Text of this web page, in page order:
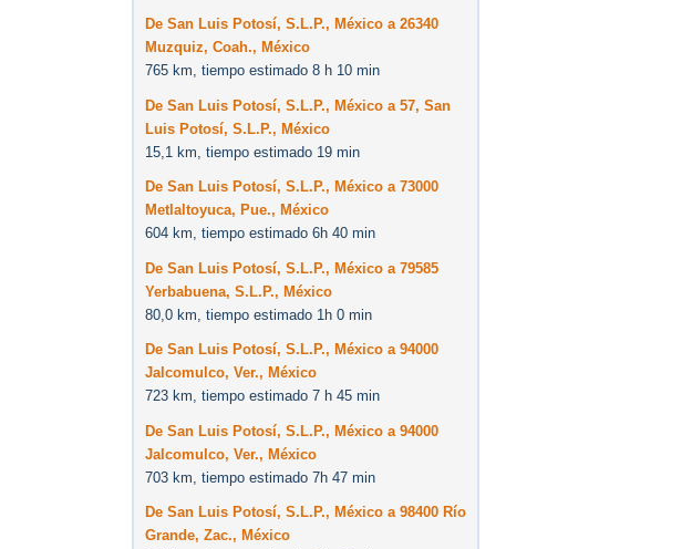
De San Luis Potosí, S.L.P., México a 26340
Muzquiz, Coah., México
765 km, tiempo estimado 8 h 10 min
De San Luis Potosí, S.L.P., México a 57, San
Luis Potosí, S.L.P., México
15,1 km, tiempo estimado 19 min
De San Luis Potosí, S.L.P., México a 73000
Metlaltoyuca, Pue., México
604 km, tiempo estimado 6h 40 min
De San Luis Potosí, S.L.P., México a 79585
Yerbabuena, S.L.P., México
80,0 km, tiempo estimado 1h 0 min
De San Luis Potosí, S.L.P., México a 94000
Jalcomulco, Ver., México
723 km, tiempo estimado 7 h 45 min
De San Luis Potosí, S.L.P., México a 94000
Jalcomulco, Ver., México
703 km, tiempo estimado 7h 47 min
De San Luis Potosí, S.L.P., México a 98400 Río
Grande, Zac., México